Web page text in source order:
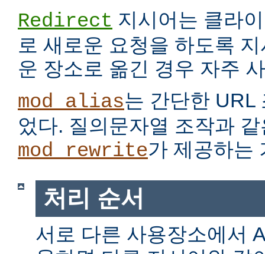
Redirect 지시어는 클라
로 새로운 요청을 하도록
운 장소로 옮긴 경우 자주
mod_alias는 간단한 URL
었다. 질의문자열 조작과
mod_rewrite가 제공하는
처리 순서
서로 다른 사용장소에서